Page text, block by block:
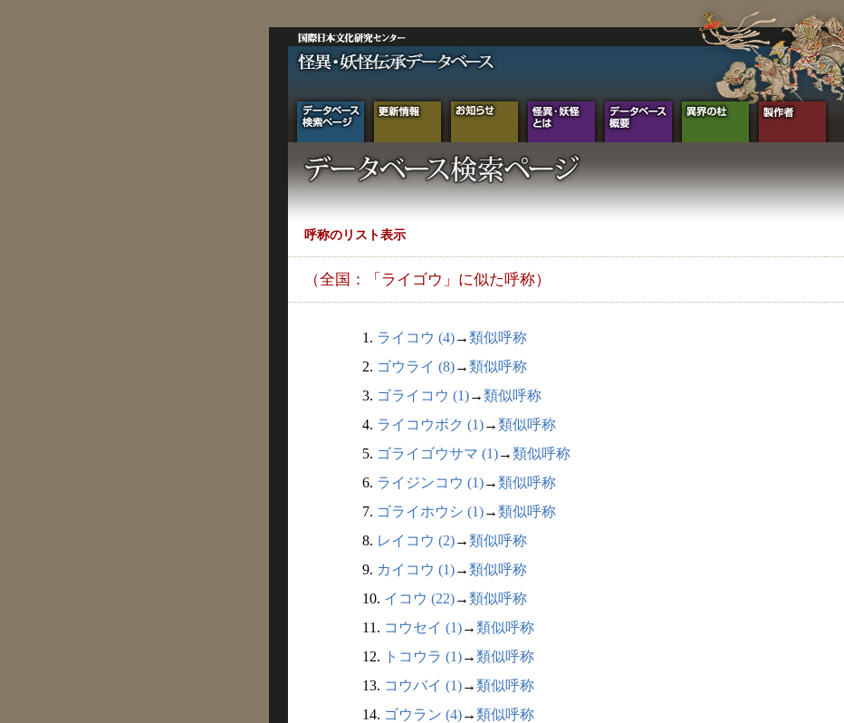
呼称のリスト表示
（全国：「ライゴウ」に似た呼称）
1. ライコウ (4)→類似呼称
2. ゴウライ (8)→類似呼称
3. ゴライコウ (1)→類似呼称
4. ライコウボク (1)→類似呼称
5. ゴライゴウサマ (1)→類似呼称
6. ライジンコウ (1)→類似呼称
7. ゴライホウシ (1)→類似呼称
8. レイコウ (2)→類似呼称
9. カイコウ (1)→類似呼称
10. イコウ (22)→類似呼称
11. コウセイ (1)→類似呼称
12.
トコウラ (1)→類似呼称
13. コウバイ (1)→類似呼称
14. ゴウラン (4)→類似呼称